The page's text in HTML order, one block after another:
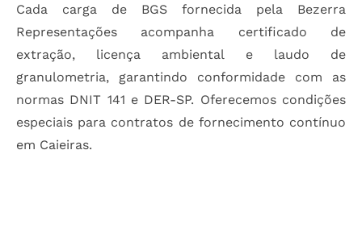
Cada carga de BGS fornecida pela Bezerra
Representações acompanha certificado de
extração, licença ambiental e laudo de
granulometria, garantindo conformidade com as
normas DNIT 141 e DER-SP. Oferecemos condições
especiais para contratos de fornecimento contínuo
em Caieiras.